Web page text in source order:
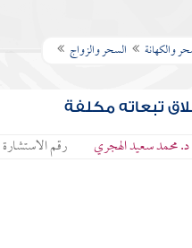
والكهانة السحر والزواج
تبعاته مكلفة
د. محمد سعيد الهجري رقم الاستشارة